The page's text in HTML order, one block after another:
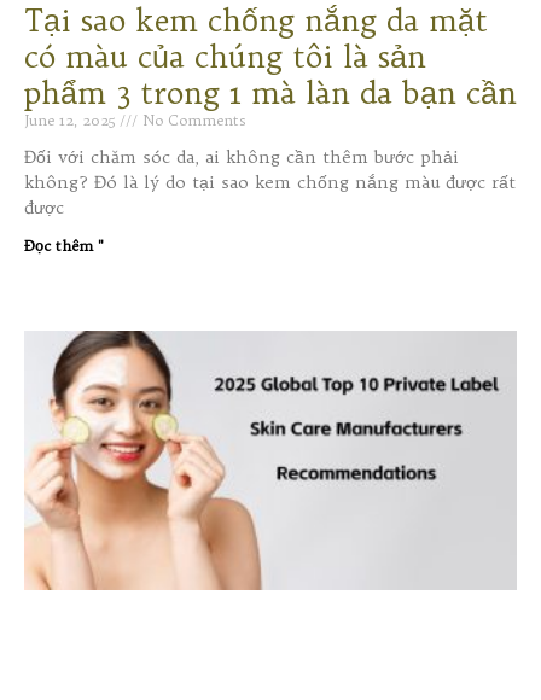
Tại sao kem chống nắng da mặt
có màu của chúng tôi là sản
phẩm 3 trong 1 mà làn da bạn cần
June 12, 2025 No Comments
Đối với chăm sóc da, ai không cần thêm bước phải
không? Đó là lý do tại sao kem chống nắng màu được rất
được
Đọc thêm "